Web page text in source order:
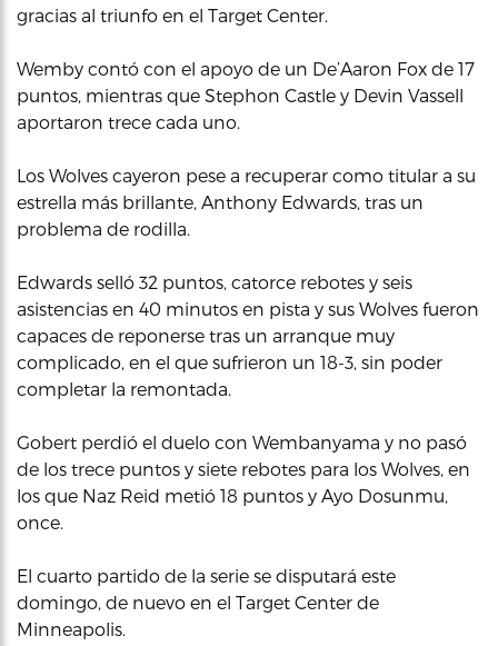
gracias al triunfo en el Target Center.
Wemby contó con el apoyo de un De’Aaron Fox de 17
puntos, mientras que Stephon Castle y Devin Vassell
aportaron trece cada uno.
Los Wolves cayeron pese a recuperar como titular a su
estrella más brillante, Anthony Edwards, tras un
problema de rodilla.
Edwards selló 32 puntos, catorce rebotes y seis
asistencias en 40 minutos en pista y sus Wolves fueron
capaces de reponerse tras un arranque muy
complicado, en el que sufrieron un 18-3, sin poder
completar la remontada.
Gobert perdió el duelo con Wembanyama y no pasó
de los trece puntos y siete rebotes para los Wolves, en
los que Naz Reid metió 18 puntos y Ayo Dosunmu,
once.
El cuarto partido de la serie se disputará este
domingo, de nuevo en el Target Center de
Minneapolis.